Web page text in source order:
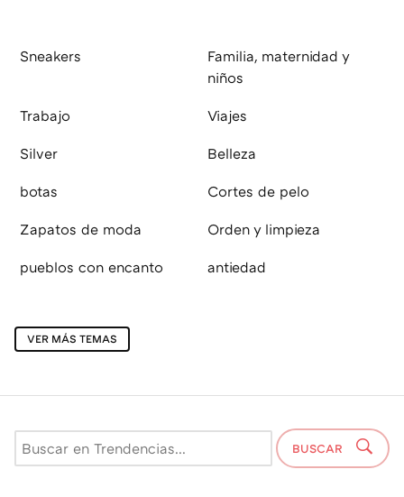
Sneakers
Familia, maternidad y
niños
Trabajo Viajes
Silver Belleza
botas Cortes de pelo
Zapatos de moda Orden y limpieza
pueblos con encanto antiedad
VER MÁS TEMAS
BUSCAR